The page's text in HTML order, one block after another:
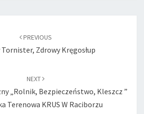
PREVIOUS
Zdrowy Kręgosłup
NEXT
„Rolnik, Bezpieczeństwo, Kleszcz ”
Terenowa KRUS W Raciborzu